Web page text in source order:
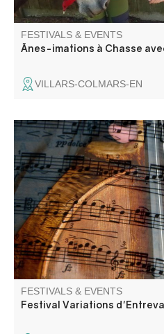
FESTIVALS & EVENTS
Ânes-imations à Chasse
VILLARS-COLMARS-EN
Classical and jazz concerts.
FESTIVALS & EVENTS
Festival Variations